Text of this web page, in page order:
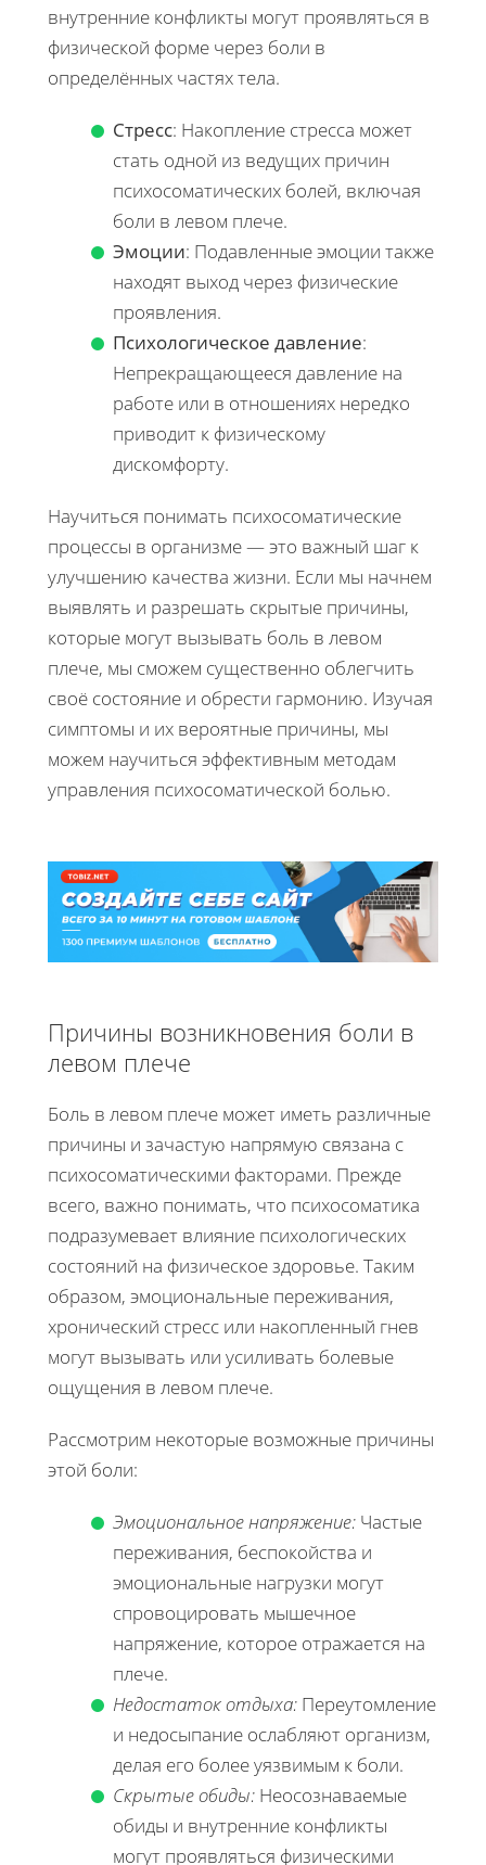
внутренние конфликты могут проявляться в
физической форме через боли в
определённых частях тела.
Стресс: Накопление стресса может
стать одной из ведущих причин
психосоматических болей, включая
боли в левом плече.
Эмоции: Подавленные эмоции также
находят выход через физические
проявления.
Психологическое давление:
Непрекращающееся давление на
работе или в отношениях нередко
приводит к физическому
дискомфорту.
Научиться понимать психосоматические
процессы в организме — это важный шаг к
улучшению качества жизни. Если мы начнем
выявлять и разрешать скрытые причины,
которые могут вызывать боль в левом
плече, мы сможем существенно облегчить
своё состояние и обрести гармонию. Изучая
симптомы и их вероятные причины, мы
можем научиться эффективным методам
управления психосоматической болью.
Причины возникновения боли в
левом плече
Боль в левом плече может иметь различные
причины и зачастую напрямую связана с
психосоматическими факторами. Прежде
всего, важно понимать, что психосоматика
подразумевает влияние психологических
состояний на физическое здоровье. Таким
образом, эмоциональные переживания,
хронический стресс или накопленный гнев
могут вызывать или усиливать болевые
ощущения в левом плече.
Рассмотрим некоторые возможные причины
этой боли:
Эмоциональное напряжение: Частые
переживания, беспокойства и
эмоциональные нагрузки могут
спровоцировать мышечное
напряжение, которое отражается на
плече.
Недостаток отдыха: Переутомление
и недосыпание ослабляют организм,
делая его более уязвимым к боли.
Скрытые обиды: Неосознаваемые
обиды и внутренние конфликты
могут проявляться физическими